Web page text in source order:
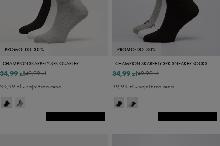
PROMO: DO -30%
CHAMPION SKARPETY 3PK QUARTER
49,99 zł
34,99 zł
39,99 zł- najniższa cena
PROMO: DO -30%
CHAMPION SKARPETY 3PK SNEAKER SOCKS
49,99 zł
34,99 zł
39,99 zł- najniższa cena